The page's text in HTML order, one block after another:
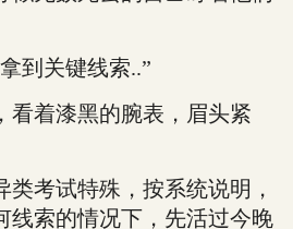
关键线索..”
着漆黑的腕表，眉头紧
考试特殊，按系统说明，
线索的情况下，先活过今晚